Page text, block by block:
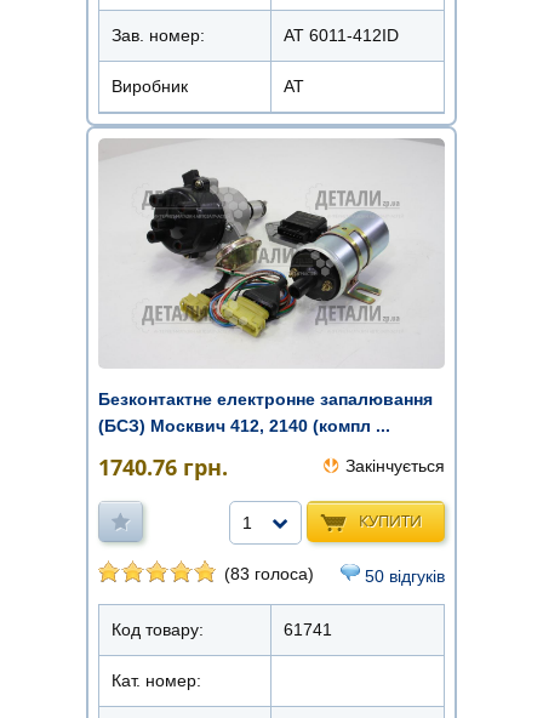
Зав. номер: AT 6011-412ID
Виробник АТ
Безконтактне електронне запалювання
(БСЗ) Москвич 412, 2140 (компл ...
1740.76 грн. Закінчується
КУПИТИ
1
(83 голоса) 50 відгуків
Код товару: 61741
Кат. номер: